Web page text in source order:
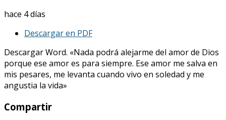
hace 4 días
Descargar en PDF
Descargar Word. «Nada podrá alejarme del amor de Dios
porque ese amor es para siempre. Ese amor me salva en
mis pesares, me levanta cuando vivo en soledad y me
angustia la vida»
Compartir